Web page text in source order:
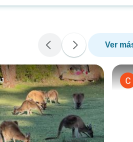
Hay distancias bastante
largas, pero los descansos
cada dos horas
aproximadamente lo
muy cómodo. Lo más
destacado fueron los
Pináculos, Kalbarri, Monkey
Mia y el buceo con tubo en
Coral Bay. Casi todos los
8 días - VTBW
Ver
J